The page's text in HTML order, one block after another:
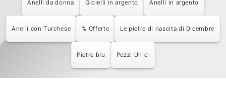
Anelli da donna Gioielli in argento Anelli in argento
Anelli con Turchese % Offerte Le pietre di nascita di Dicembre
Pietre blu Pezzi Unici